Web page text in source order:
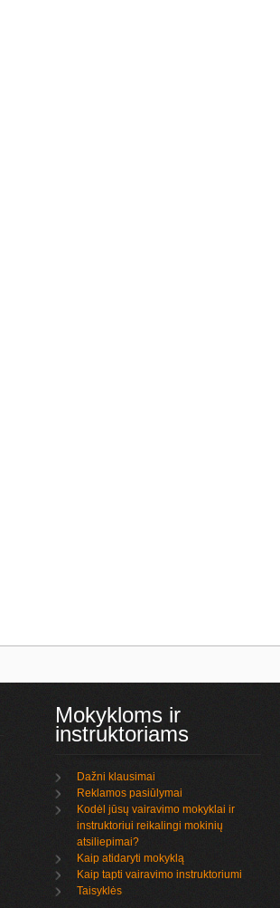
Mokykloms ir
instruktoriams
Dažni klausimai
Reklamos pasiūlymai
Kodėl jūsų vairavimo mokyklai ir
instruktoriui reikalingi mokinių
atsiliepimai?
Kaip atidaryti mokyklą
Kaip tapti vairavimo instruktoriumi
Taisyklės